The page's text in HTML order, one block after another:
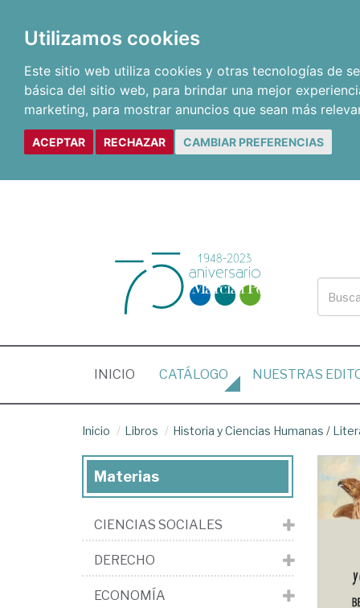
Utilizamos cookies
Este sitio web utiliza cookies y otras tecnologías de
básica del sitio web, para brindar una mejor
marketing, para mostrar anuncios que sean más
ACEPTAR RECHAZAR CAMBIAR PREFERENCIAS
INICIO (CURRENT)
CATÁLOGO NUESTRAS
Inicio Libros Historia y Ciencias Humanas /
Materias
CIENCIAS SOCIALES
DERECHO
ECONOMÍA